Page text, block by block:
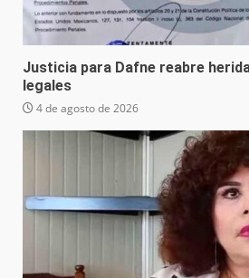
Justicia para Dafne reabre
legales
4 de agosto de 2026